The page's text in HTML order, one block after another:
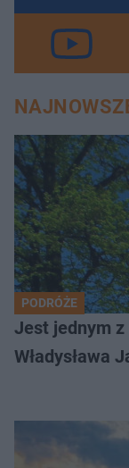
PODRÓŻE
Jest jednym
Władysława